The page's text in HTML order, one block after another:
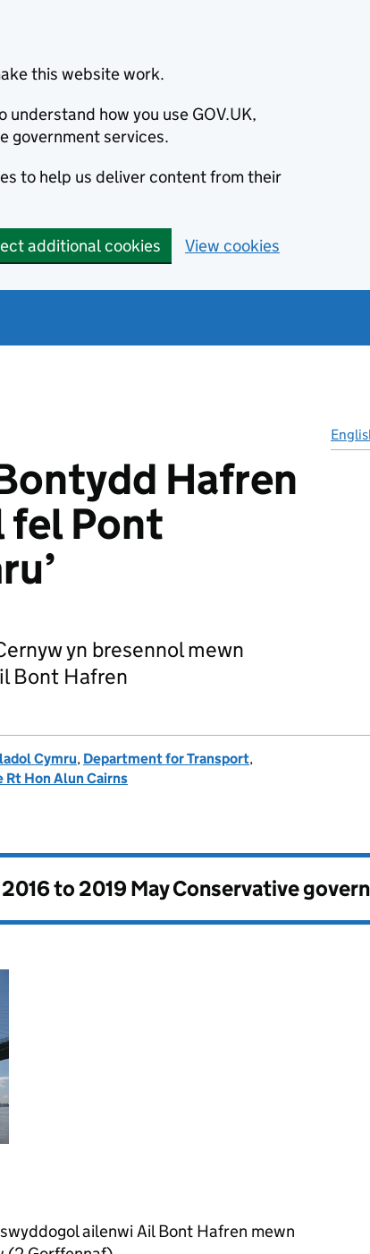
this website work.
understand how you use GOV.UK,
government services.
to help us deliver content from their
additional cookies View cookies
Hafren
fel Pont
yn bresennol mewn
Bont Hafren
Cymru, Department for Transport,
Rt Hon Alun Cairns
2016 to 2019 May Conservative
ailenwi Ail Bont Hafren mewn